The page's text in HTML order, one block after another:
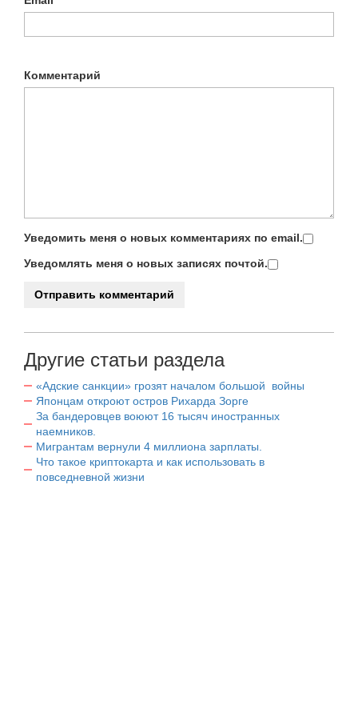
Комментарий
Уведомить меня о новых комментариях по email.
Уведомлять меня о новых записях почтой.
Другие статьи раздела
«Адские санкции» грозят началом большой войны
Японцам откроют остров Рихарда Зорге
За бандеровцев воюют 16 тысяч иностранных
наемников.
Мигрантам вернули 4 миллиона зарплаты.
Что такое криптокарта и как использовать в
повседневной жизни